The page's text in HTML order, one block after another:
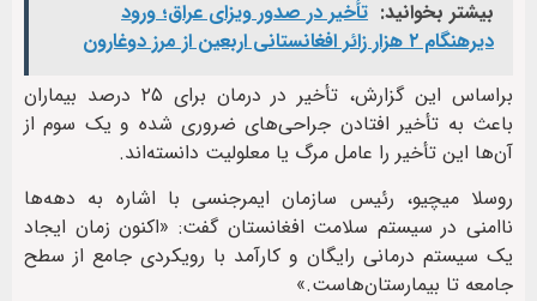
بیشتر بخوانید: تأخیر در صدور ویزای عراق؛ ورود
دیرهنگام ۲ هزار زائر افغانستانی اربعین از مرز دوغارون
براساس این گزارش، تأخیر در درمان برای ۲۵ درصد بیماران
باعث به تأخیر افتادن جراحی‌های ضروری شده و یک سوم از
آن‌ها این تأخیر را عامل مرگ یا معلولیت دانسته‌اند.
روسلا میچیو، رئیس سازمان ایمرجنسی با اشاره به دهه‌ها
ناامنی در سیستم سلامت افغانستان گفت: «اکنون زمان ایجاد
یک سیستم درمانی رایگان و کارآمد با رویکردی جامع از سطح
جامعه تا بیمارستان‌هاست.»